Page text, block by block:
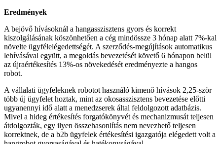
Eredmények
A bejövő hívásoknál a hangasszisztens gyors és korrekt
kiszolgálásának köszönhetően a cég mindössze 3 hónap alatt 7%-kal
növelte ügyfélelégedettségét. A szerződés-megújítások automatikus
lehívásával együtt, a megoldás bevezetését követő 6 hónapon belül
az újraértékesítés 13%-os növekedését eredményezte a hangos
robot.
A vállalati ügyfeleknek robotot használó kimenő hívások 2,25-ször
több új ügyfelet hoztak, mint az okosasszisztens bevezetése előtti
ugyanennyi idő alatt a menedzserek által feldolgozott adatbázis.
Mivel a hideg értékesítés forgatókönyvét és mechanizmusát teljesen
átdolgozták, egy ilyen összehasonlítás nem nevezhető teljesen
korrektnek, de a b2b ügyfelek értékesítési igazgatója elégedett volt a